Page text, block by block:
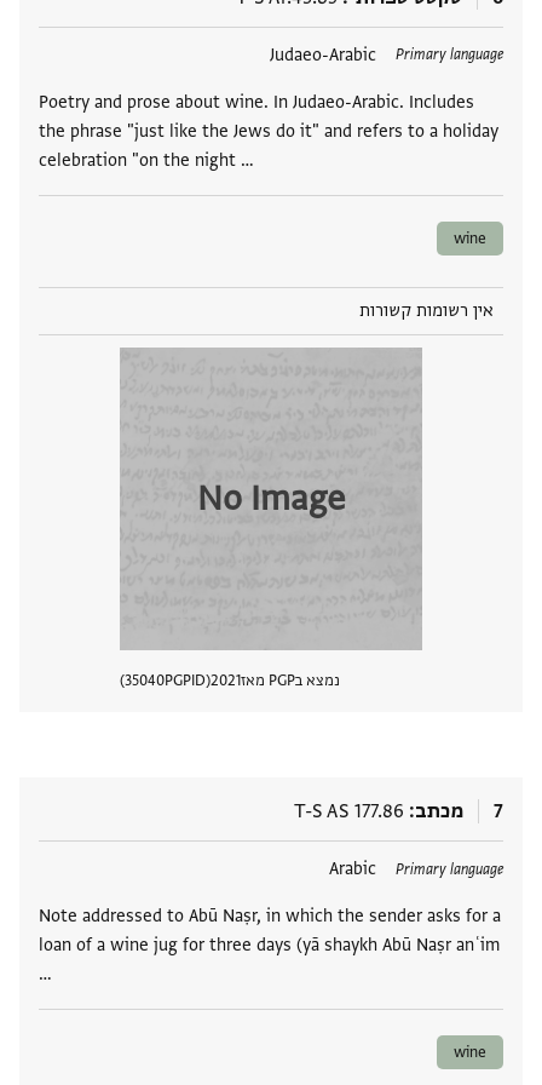
Primary language
Judaeo-Arabic
Poetry and prose about wine. In Judaeo-Arabic. Includes
the phrase "just like the Jews do it" and refers to a holiday
celebration "on the night …
תגים
wine
אין רשומות קשורות
No Image
נמצא בPGP מאז 2021
PGPID
35040
7 מכתב T-S AS 177.86
Primary language
Arabic
Note addressed to Abū Naṣr, in which the sender asks for a
loan of a wine jug for three days (yā shaykh Abū Naṣr anʿim
…
תגים
wine